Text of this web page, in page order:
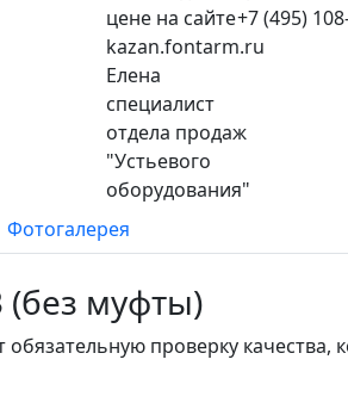
+7 (495)
Фотогалерея
(без муфты)
проверку качества,